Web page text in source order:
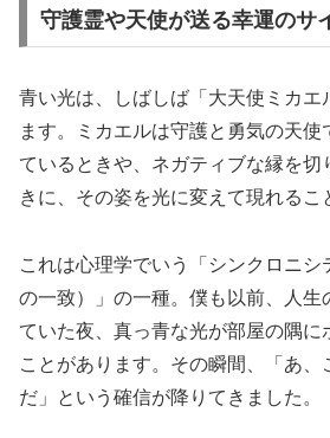
守護霊や天使が送る幸運のサ
青い光は、しばしば「大天使ミカエ
ます。ミカエルは守護と勇気の天使
ているときや、ネガティブな縁を切
きに、その姿を光に変えて現れるこ
これは心理学でいう「 シンクロニシ
の一致）
」の一種。僕も以前、人
ていた夜、真っ青な光が部屋の隅に
ことがあります。その瞬間、「あ、
だ」という確信が降りてきました。